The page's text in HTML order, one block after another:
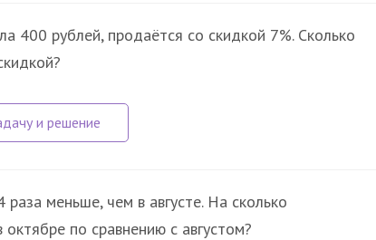
400 рублей, продаётся со скидкой 7%. Сколько
меньше, чем в августе. На сколько
по сравнению с августом?